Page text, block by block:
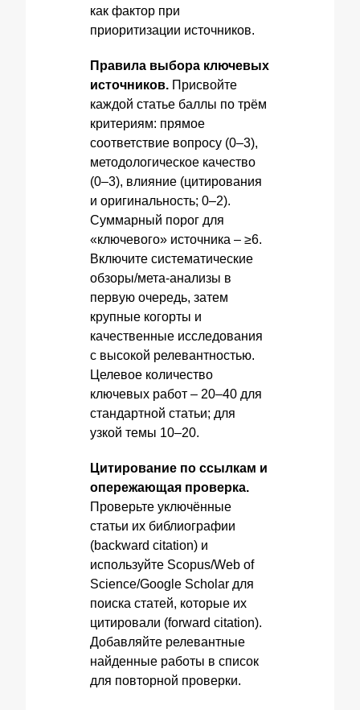
как фактор при
приоритизации источников.
Правила выбора ключевых
источников. Присвойте
каждой статье баллы по трём
критериям: прямое
соответствие вопросу (0–3),
методологическое качество
(0–3), влияние (цитирования
и оригинальность; 0–2).
Суммарный порог для
«ключевого» источника – ≥6.
Включите систематические
обзоры/мета‑анализы в
первую очередь, затем
крупные когорты и
качественные исследования
с высокой релевантностью.
Целевое количество
ключевых работ – 20–40 для
стандартной статьи; для
узкой темы 10–20.
Цитирование по ссылкам и
опережающая проверка.
Проверьте уключённые
статьи их библиографии
(backward citation) и
используйте Scopus/Web of
Science/Google Scholar для
поиска статей, которые их
цитировали (forward citation).
Добавляйте релевантные
найденные работы в список
для повторной проверки.